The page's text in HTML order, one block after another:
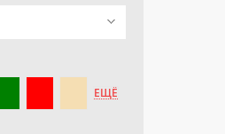
ЕЩЁ